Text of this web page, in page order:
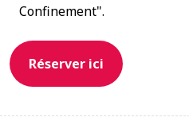
Confinement".
Réserver ici